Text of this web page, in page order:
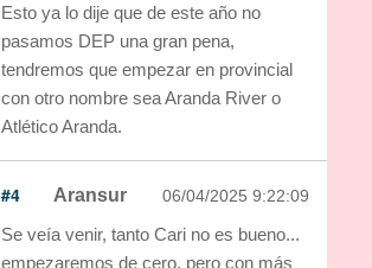
Esto ya lo dije que de este año no
pasamos DEP una gran pena,
tendremos que empezar en provincial
con otro nombre sea Aranda River o
Atlético Aranda.
#4 Aransur 06/04/2025 9:22:09
Se veía venir, tanto Cari no es bueno...
empezaremos de cero, pero con más